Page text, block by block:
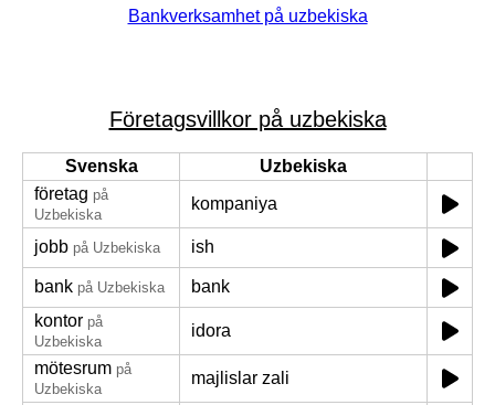
Bankverksamhet på uzbekiska
Företagsvillkor på uzbekiska
Svenska
Uzbekiska
företag på
Uzbekiska
kompaniya
jobb på Uzbekiska ish
bank på Uzbekiska
bank
kontor på
Uzbekiska
idora
mötesrum på
Uzbekiska
majlislar zali